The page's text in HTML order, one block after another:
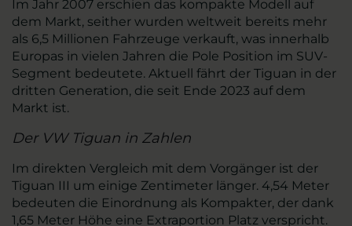
Im Jahr 2007 erschien das kompakte Modell auf
dem Markt, seither wurden weltweit bereits mehr
als 6,5 Millionen Fahrzeuge verkauft, was innerhalb
Europas in vielen Jahren die Pole Position im SUV-
Segment bedeutete. Aktuell fährt der Tiguan in der
dritten Generation, die seit Ende 2023 auf dem
Markt ist.
Der VW Tiguan in Zahlen
Im direkten Vergleich mit dem Vorgänger ist der
Tiguan III um einige Zentimeter länger. 4,54 Meter
bedeuten die Einordnung als Kompakter, der dank
1,65 Meter Höhe eine Extraportion Platz verspricht.